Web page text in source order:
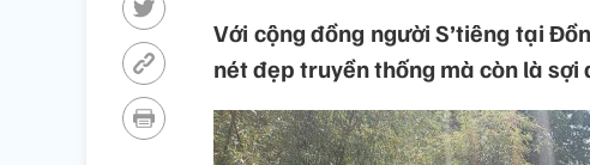
Với cộng đồng người S’tiêng tại
nét đẹp truyền thống mà còn là sợi